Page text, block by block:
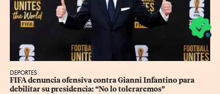
DEPORTES
FIFA denuncia ofensiva contra Gianni Infantino para
debilitar su presidencia: “No lo toleraremos”